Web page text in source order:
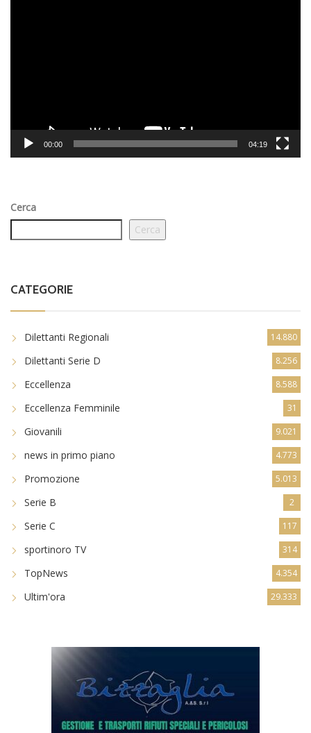
00:00 04:19
Cerca
Cerca
CATEGORIE
Dilettanti Regionali 14.880
Dilettanti Serie D 8.256
Eccellenza 8.588
Eccellenza Femminile 31
Giovanili 9.021
news in primo piano 4.773
Promozione 5.013
Serie B 2
Serie C 117
sportinoro TV 314
TopNews 4.354
Ultim'ora 29.333